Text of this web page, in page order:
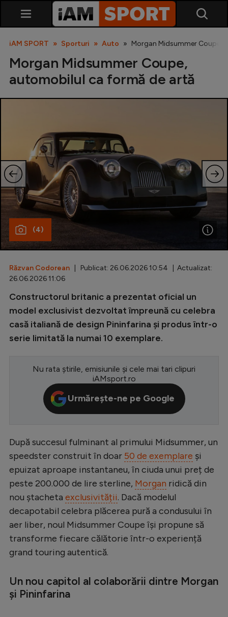
SuperLiga
Liga 2
Cupa României
Echipa Națională
U21
Fotbal feminin
Special
Diverse
Inedit
Clasamente
Europa League
Conference League
CM 2026
LaLiga
Serie A
Bundesliga
Ligue 1
Campionate
Starurile fotbalului
Stranieri
iAM SPORT Sporturi Auto Morgan Midsummer Coupe,
Morgan Midsummer Coupe,
automobilul ca formă de artă
(4)
Răzvan Codorean | Publicat: 26.06.2026 10:54 | Actualizat:
26.06.2026 11:06
Constructorul britanic a prezentat oficial un
model exclusivist dezvoltat împreună cu celebra
casă italiană de design Pininfarina și produs într-o
serie limitată la numai 10 exemplare.
Nu rata știrile, emisiunile și cele mai tari clipuri
iAMsport.ro
Urmărește-ne pe Google
După succesul fulminant al primului Midsummer, un
speedster construit în doar 50 de exemplare și
epuizat aproape instantaneu, în ciuda unui preț de
peste 200.000 de lire sterline, Morgan ridică din
nou ștacheta exclusivității. Dacă modelul
decapotabil celebra plăcerea pură a condusului în
aer liber, noul Midsummer Coupe își propune să
transforme fiecare călătorie într-o experiență
grand touring autentică.
Un nou capitol al colaborării dintre Morgan
și Pininfarina